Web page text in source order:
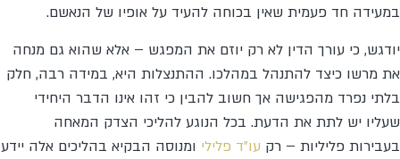
במעידה חד פעמית שאין בכוחה להעיד על אופיו של הנאשם.
יודגש, כי עורך הדין לא רק יוזם את המפגש – אלא שהוא גם מנחה
את מרשו כיצד להתנהל במהלכו. ההתנצלות היא, במידה רבה, חלק
בלתי נפרד מהפגישה אך חשוב להבין כי זהו אינו הדבר היחידי
שעליו יש לתת את הדעת. בכל הנוגע להליכי הצדק המאחה
בעבירות פליליות – רק עו”ד פלילי ומנוסה הבקיא בהליכים אלה יידע